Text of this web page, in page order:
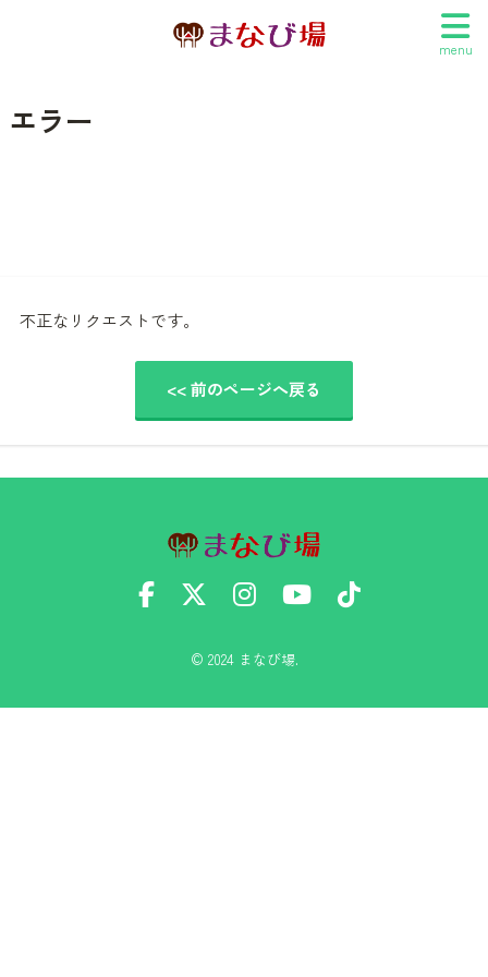
menu
エラー
不正なリクエストです。
<< 前のページへ戻る
© 2024 まなび場.